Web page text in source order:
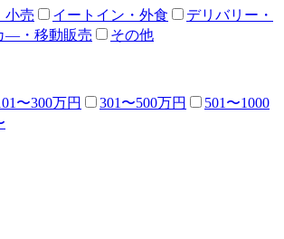
小売 イートイン・外食
デリバリー・
―・移動販売 その他
〜300万円 301〜500万円
501〜1000